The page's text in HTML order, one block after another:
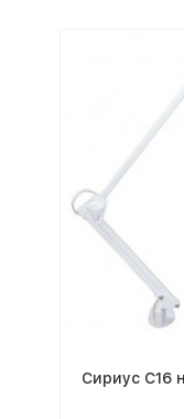
Сириус C16